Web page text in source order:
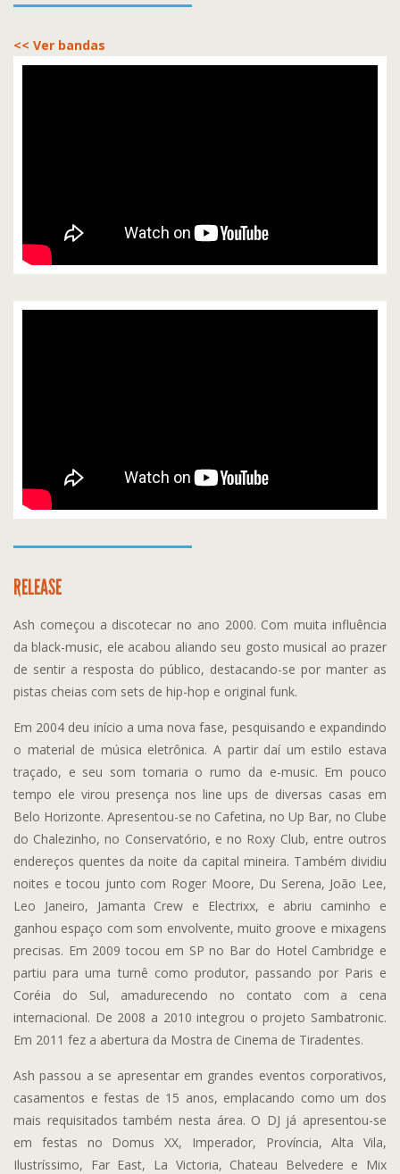
<< Ver bandas
RELEASE
Ash começou a discotecar no ano 2000. Com muita influência
da black-music, ele acabou aliando seu gosto musical ao prazer
de sentir a resposta do público, destacando-se por manter as
pistas cheias com sets de hip-hop e original funk.
Em 2004 deu início a uma nova fase, pesquisando e expandindo
o material de música eletrônica. A partir daí um estilo estava
traçado, e seu som tomaria o rumo da e-music. Em pouco
tempo ele virou presença nos line ups de diversas casas em
Belo Horizonte. Apresentou-se no Cafetina, no Up Bar, no Clube
do Chalezinho, no Conservatório, e no Roxy Club, entre outros
endereços quentes da noite da capital mineira. Também dividiu
noites e tocou junto com Roger Moore, Du Serena, João Lee,
Leo Janeiro, Jamanta Crew e Electrixx, e abriu caminho e
ganhou espaço com som envolvente, muito groove e mixagens
precisas. Em 2009 tocou em SP no Bar do Hotel Cambridge e
partiu para uma turnê como produtor, passando por Paris e
Coréia do Sul, amadurecendo no contato com a cena
internacional. De 2008 a 2010 integrou o projeto Sambatronic.
Em 2011 fez a abertura da Mostra de Cinema de Tiradentes.
Ash passou a se apresentar em grandes eventos corporativos,
casamentos e festas de 15 anos, emplacando como um dos
mais requisitados também nesta área. O DJ já apresentou-se
em festas no Domus XX, Imperador, Província, Alta Vila,
Ilustríssimo, Far East, La Victoria, Chateau Belvedere e Mix